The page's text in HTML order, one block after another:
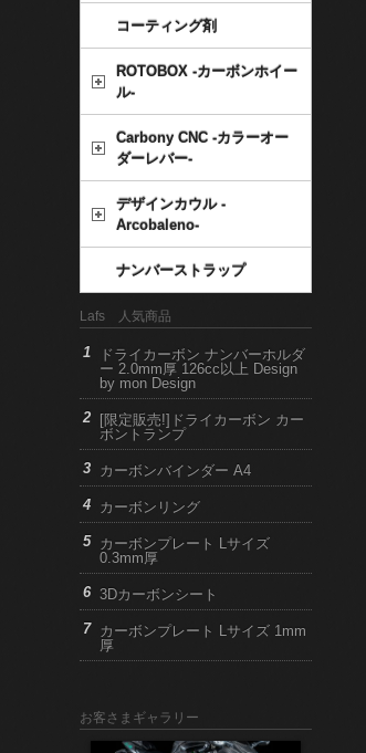
コーティング剤
ROTOBOX -カーボンホイー
ル-
Carbony CNC -カラーオー
ダーレバー-
デザインカウル -
Arcobaleno-
ナンバーストラップ
Lafs 人気商品
ドライカーボン ナンバーホルダ
ー 2.0mm厚 126cc以上 Design
by mon Design
[限定販売!]ドライカーボン カー
ボントランプ
カーボンバインダー A4
カーボンリング
カーボンプレート Lサイズ
0.3mm厚
3Dカーボンシート
カーボンプレート Lサイズ 1mm
厚
お客さまギャラリー